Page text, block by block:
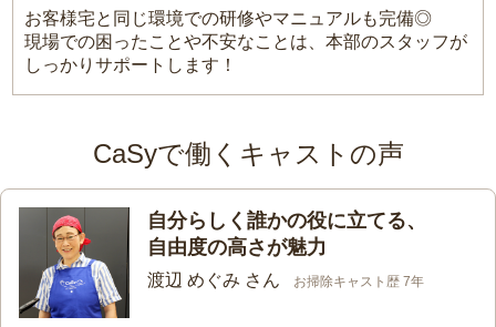
お客様宅と同じ環境での研修やマニュアルも完備◎
現場での困ったことや不安なことは、本部のスタッフが
しっかりサポートします！
CaSyで働くキャストの声
自分らしく誰かの役に立てる、
自由度の高さが魅力
渡辺 めぐみ さん お掃除キャスト歴 7年